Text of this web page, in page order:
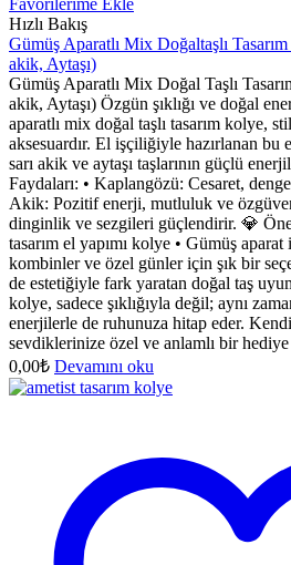
Hızlı Bakış
Gümüş Aparatlı Mix Doğaltaşlı
akik, Aytaşı)
Gümüş Aparatlı Mix Doğal Taşlı
akik, Aytaşı) Özgün şıklığı ve doğal
aparatlı mix doğal taşlı tasarım kolye,
aksesuardır. El işçiliğiyle hazırlanan bu
sarı akik ve aytaşı taşlarının güçlü
Faydaları: • Kaplangözü: Cesaret,
Akik: Pozitif enerji, mutluluk ve
dinginlik ve sezgileri güçlendirir. 💎
tasarım el yapımı kolye • Gümüş
kombinler ve özel günler için şık bir
de estetiğiyle fark yaratan doğal taş
kolye, sadece şıklığıyla değil; aynı
enerjilerle de ruhunuza hitap eder.
sevdiklerinize özel ve anlamlı bir
0,00₺ Devamını oku